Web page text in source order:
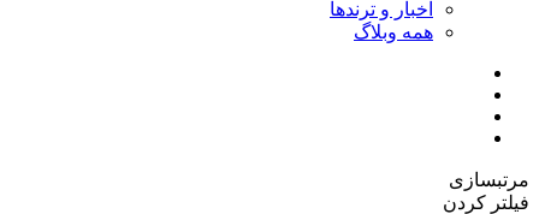
اخبار و ترندها
همه وبلاگ
مرتبسازی
فیلتر کردن